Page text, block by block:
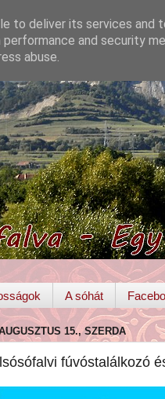
A sóhát
15., SZERDA
fúvóstalálkozó
to deliver its services and
and security
abuse.